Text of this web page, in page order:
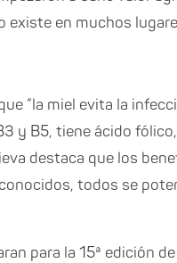
en muchos
“la miel evita la
y B5, tiene ácido
destaca que los
todos se
para la 15ª edición